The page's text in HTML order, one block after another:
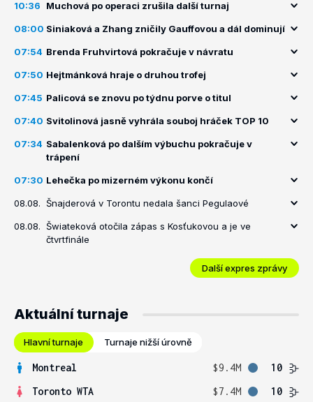
10:36 Muchová po operaci zrušila další turnaj
08:00 Siniaková a Zhang zničily Gauffovou a dál dominují
07:54 Brenda Fruhvirtová pokračuje v návratu
07:50 Hejtmánková hraje o druhou trofej
07:45 Palicová se znovu po týdnu porve o titul
07:40 Svitolinová jasně vyhrála souboj hráček TOP 10
07:34 Sabalenková po dalším výbuchu pokračuje v
trápení
07:30 Lehečka po mizerném výkonu končí
08.08. Šnajderová v Torontu nedala šanci Pegulaové
08.08. Šwiateková otočila zápas s Kosťukovou a je ve
čtvrtfinále
Další expres zprávy
Aktuální turnaje
Hlavní turnaje Turnaje nižší úrovně
Montreal $9.4M
10
Toronto WTA
$7.4M 10